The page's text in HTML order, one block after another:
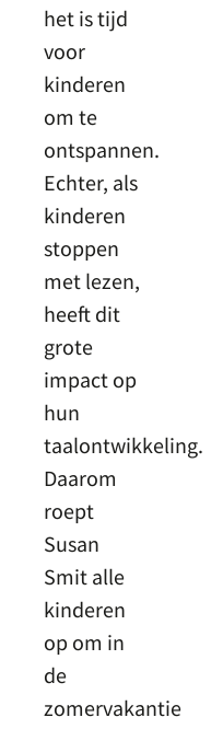
het is tijd
voor
kinderen
om te
ontspannen.
Echter, als
kinderen
stoppen
met lezen,
heeft dit
grote
impact op
hun
taalontwikkeling.
Daarom
roept
Susan
Smit alle
kinderen
op om in
de
zomervakantie